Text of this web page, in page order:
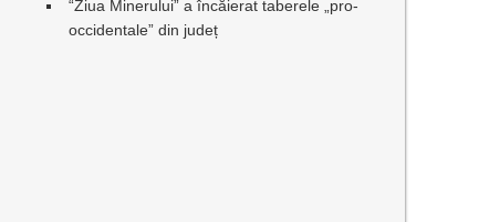
“Ziua Minerului” a încăierat taberele „pro-
occidentale” din județ